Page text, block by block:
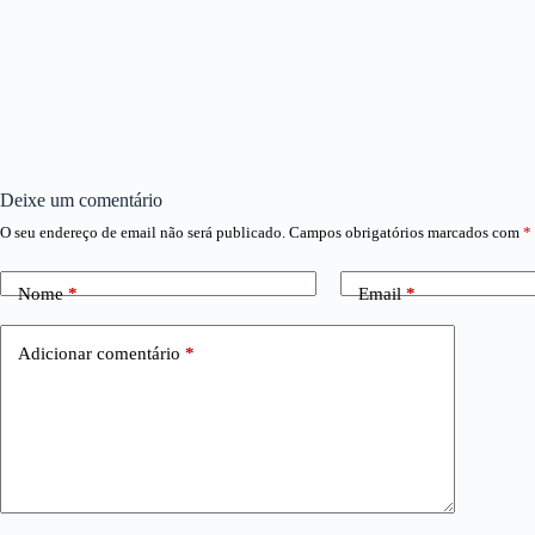
Deixe um comentário
O seu endereço de email não será publicado. Campos obrigatórios marcados com *
Nome* Email*
Adicionar comentário *